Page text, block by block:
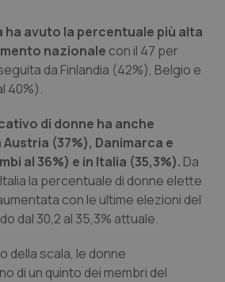
di Trento
Scompenso
& Rettocolite Ulcerosa
& patologie neurodegenerative
ha avuto la percentuale più alta
nazionale con il 47 per
da Finlandia (42%), Belgio e
40%).
di donne ha anche
(37%), Danimarca e
al 36%) e in Italia (35,3%). Da
la percentuale di donne elette
con le ultime elezioni del
dal 30,2 al 35,3% attuale.
della scala, le donne
di un quinto dei membri del